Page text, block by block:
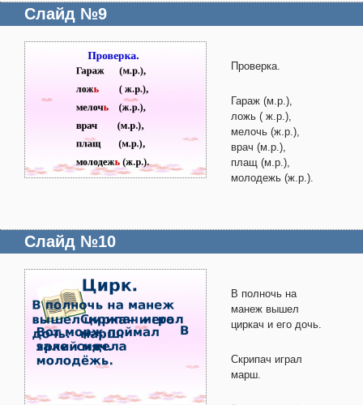
Слайд №9
Проверка.
Гараж (м.р.),
ложь ( ж.р.),
мелочь (ж.р.),
врач (м.р.),
плащ (м.р.),
молодежь (ж.р.).
Слайд №10
В полночь на
манеж вышел
циркач и его дочь.
Скрипач играл
марш.